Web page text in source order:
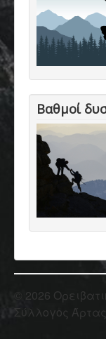
Βαθμοί
© 2026
Σύλλογος Άρτας